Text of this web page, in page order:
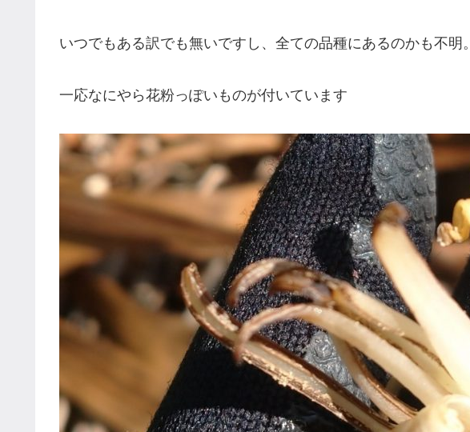
いつでもある訳でも無いですし、全ての品種にあるのかも不明。
一応なにやら花粉っぽいものが付いています